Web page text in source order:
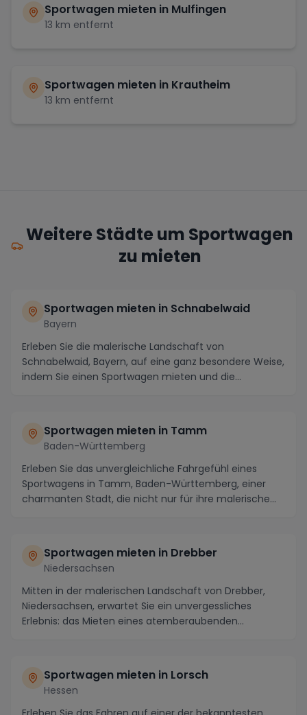
Sportwagen mieten in Mulfingen
13 km entfernt
Sportwagen mieten in Krautheim
13 km entfernt
Weitere Städte um Sportwagen
zu mieten
Sportwagen mieten in Schnabelwaid
Bayern
Erleben Sie die malerische Landschaft von
Schnabelwaid, Bayern, auf eine ganz besondere Weise,
indem Sie einen Sportwagen mieten und die
Sportwagen mieten in Tamm
Baden-Württemberg
Erleben Sie das unvergleichliche Fahrgefühl eines
Sportwagens in Tamm, Baden-Württemberg, einer
charmanten Stadt, die nicht nur für ihre malerische
Sportwagen mieten in Drebber
Niedersachsen
Mitten in der malerischen Landschaft von Drebber,
Niedersachsen, erwartet Sie ein unvergessliches
Erlebnis: das Mieten eines atemberaubenden
Sportwagen mieten in Lorsch
Hessen